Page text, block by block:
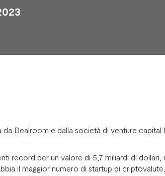
da Dealroom e dalla società di venture capital
record per un valore di 5,7 miliardi di dollari,
il maggior numero di startup di